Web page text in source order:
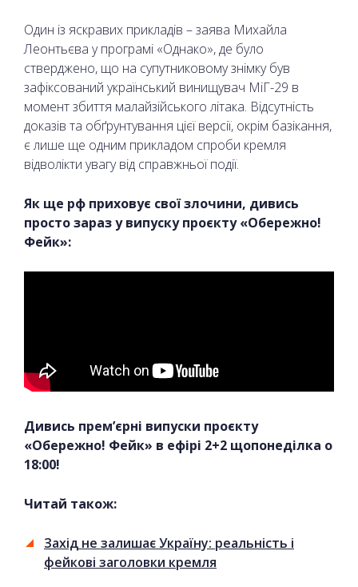
Один із яскравих прикладів – заява Михайла
Леонтьєва у програмі «Однако», де було
стверджено, що на супутниковому знімку був
зафіксований український винищувач МіГ-29 в
момент збиття малайзійського літака. Відсутність
доказів та обґрунтування цієї версії, окрім базікання,
є лише ще одним прикладом спроби кремля
відволікти увагу від справжньої події.
Як ще рф приховує свої злочини, дивись
просто зараз у випуску проєкту «Обережно!
Фейк»:
Дивись прем’єрні випуски проєкту
«Обережно! Фейк» в ефірі 2+2 щопонеділка о
18:00!
Читай також:
Захід не залишає Україну: реальність і
фейкові заголовки кремля